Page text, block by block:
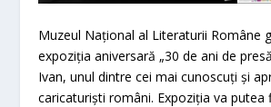
Muzeul Național al Literaturii Române
expoziția aniversară „30 de ani de
Ivan, unul dintre cei mai cunoscuți și
caricaturiști români. Expoziția va putea